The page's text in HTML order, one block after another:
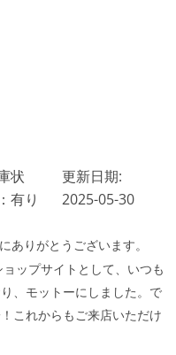
状
有り
更新日期:
2025-05-30
ありがとうございます。
ップサイトとして、いつも
、モットーにしました。で
これからもご来店いただけ